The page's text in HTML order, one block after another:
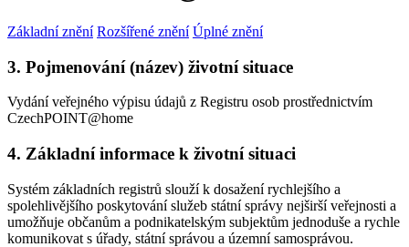
Základní znění Rozšířené znění Úplné znění
3. Pojmenování (název) životní situace
Vydání veřejného výpisu údajů z Registru osob prostřednictvím
CzechPOINT@home
4. Základní informace k životní situaci
Systém základních registrů slouží k dosažení rychlejšího a
spolehlivějšího poskytování služeb státní správy nejširší veřejnosti a
umožňuje občanům a podnikatelským subjektům jednoduše a rychle
komunikovat s úřady, státní správou a územní samosprávou.